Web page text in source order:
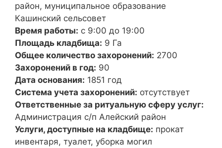
район, муниципальное образование
Кашинский сельсовет
Время работы: с 9:00 до 19:00
Площадь кладбища: 9 Га
Общее количество захоронений: 2700
Захоронений в год: 90
Дата основания: 1851 год
Система учета захоронений: отсутствует
Ответственные за ритуальную сферу услуг:
Администрация с/п Алейский район
Услуги, доступные на кладбище: прокат
инвентаря, туалет, уборка могил